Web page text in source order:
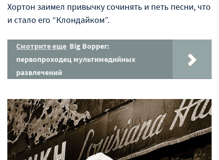
Хортон заимел привычку сочинять и петь песни, что
и стало его “Клондайком”.
Смотрите еще Big Bopper:
первопроходец мультимедийных
развлечений